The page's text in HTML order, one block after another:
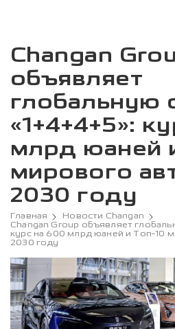
Changan
объявляет
глобальную
«1+4+4+5»:
млрд юаней
мирового
2030 году
Главная
Новости Changan
Changan Group объявляет
курс на 600 млрд юаней и Топ-10
2030 году